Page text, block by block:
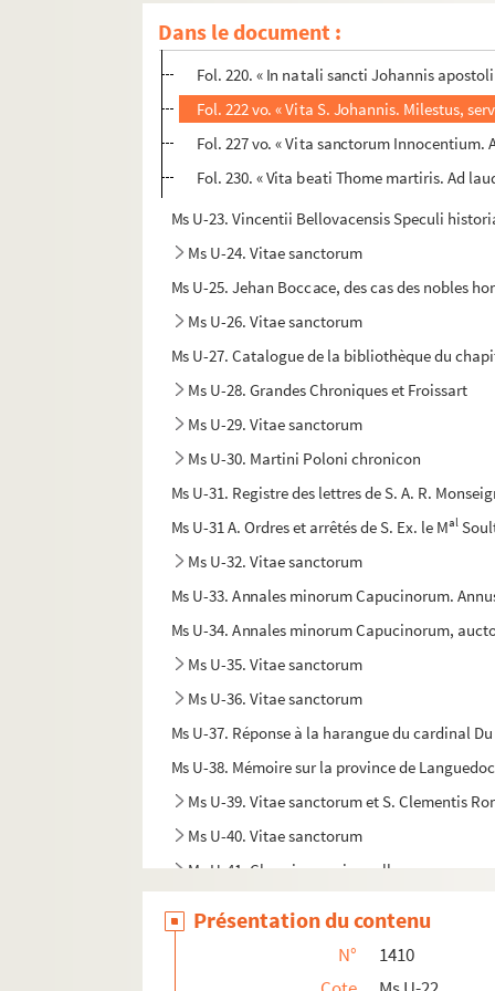
Dans le document :
Fol. 208. « Passio sancti Thome apostoli.
Fol. 214 vo. « In natali sancti Stephani
Fol. 220. « In natali sancti Johannis
Fol. 222 vo. « Vita S. Johannis. Milestus,
Fol. 227 vo. « Vita sanctorum
Fol. 230. « Vita beati Thome martiris. Ad
Ms U-23. Vincentii Bellovacensis Speculi
Ms U-24. Vitae sanctorum
Ms U-25. Jehan Boccace, des cas des nobles
Ms U-26. Vitae sanctorum
Ms U-27. Catalogue de la bibliothèque du
Ms U-28. Grandes Chroniques et Froissart
Ms U-29. Vitae sanctorum
Ms U-30. Martini Poloni chronicon
Ms U-31. Registre des lettres de S. A. R.
Ms U-31 A. Ordres et arrêtés de S. Ex. le Mal
Ms U-32. Vitae sanctorum
Ms U-33. Annales minorum Capucinorum.
Ms U-34. Annales minorum Capucinorum,
Ms U-35. Vitae sanctorum
Ms U-36. Vitae sanctorum
Ms U-37. Réponse à la harangue du cardinal
Ms U-38. Mémoire sur la province de
Ms U-39. Vitae sanctorum et S. Clementis
Ms U-40. Vitae sanctorum
Ms U-41. Chronique universelle
Présentation du contenu
N°
1410